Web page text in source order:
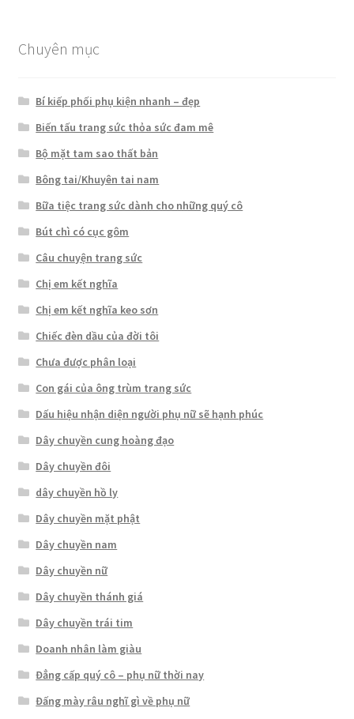
Chuyên mục
Bí kiếp phối phụ kiện nhanh – đẹp
Biến tấu trang sức thỏa sức đam mê
Bộ mặt tam sao thất bản
Bông tai/Khuyên tai nam
Bữa tiệc trang sức dành cho những quý cô
Bút chì có cục gôm
Câu chuyện trang sức
Chị em kết nghĩa
Chị em kết nghĩa keo sơn
Chiếc đèn dầu của đời tôi
Chưa được phân loại
Con gái của ông trùm trang sức
Dấu hiệu nhận diện người phụ nữ sẽ hạnh phúc
Dây chuyền cung hoàng đạo
Dây chuyền đôi
dây chuyền hồ ly
Dây chuyền mặt phật
Dây chuyền nam
Dây chuyền nữ
Dây chuyền thánh giá
Dây chuyền trái tim
Doanh nhân làm giàu
Đẳng cấp quý cô – phụ nữ thời nay
Đấng mày râu nghĩ gì về phụ nữ